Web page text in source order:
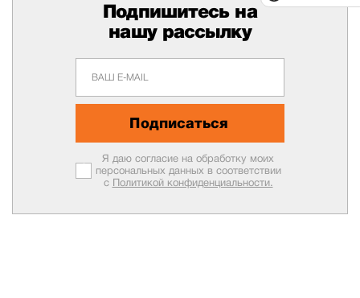
Подпишитесь на
нашу рассылку
Подписаться
Я даю согласие на обработку моих
персональных данных в соответствии
с Политикой конфиденциальности.